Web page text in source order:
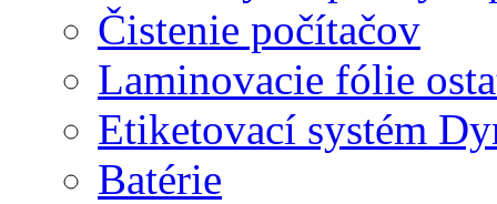
Čistenie počítačov
Laminovacie fólie
Etiketovací systém
Batérie